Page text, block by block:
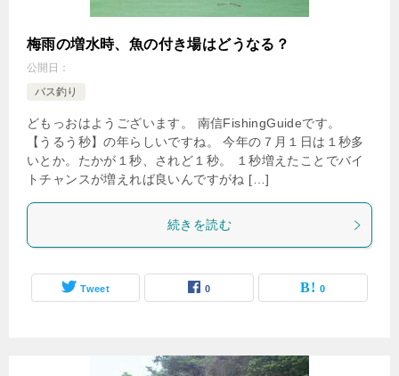
梅雨の増水時、魚の付き場はどうなる？
公開日：
バス釣り
どもっおはようございます。 南信FishingGuideです。
【うるう秒】の年らしいですね。 今年の７月１日は１秒多
いとか。たかが１秒、されど１秒。 １秒増えたことでバイ
トチャンスが増えれば良いんですがね […]
続きを読む
Tweet 0 0